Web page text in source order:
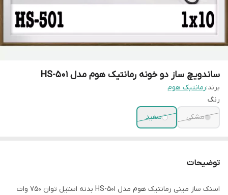
ساندویچ ساز دو خونه رمانتیک هوم مدل HS-501
برند:رمانتیک هوم
رنگ
مشکی
سفید
توضیحات
اسنک ساز مینی رمانتیک هوم مدل HS-501 بدنه استیل توان 750 وات